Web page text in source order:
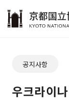
공지사항
우크라이